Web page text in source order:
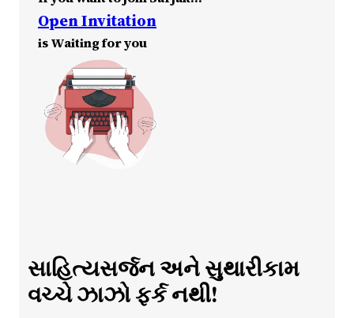
Open Invitation
is Waiting for you
સાહિત્યસર્જન અને સુથારીકામ
વચ્ચે ઝાઝો ફર્ક નથી!